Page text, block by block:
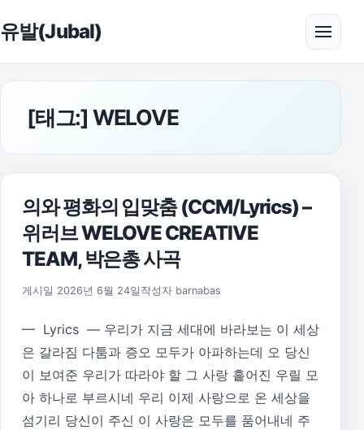
유발(Jubal) 메뉴
[태그:] WELOVE
의와 평화의 입맞춤 (CCM/Lyrics) –
위러브 WELOVE CREATIVE
TEAM, 박은총 사곡
게시일 2026년 6월 24일 작성자 barnabas
— Lyrics — 우리가 지금 세대에 바라보는 이 세상
은 갈라짐 다툼과 증오 모두가 아파하는데 오 당신
이 보여준 우리가 따라야 할 그 사랑 흩어진 우릴 모
아 하나로 부르시네 우리 이제 사랑으로 온 세상을
섬기리 당신이 주신 이 사랑은 모두를 품어내네 주